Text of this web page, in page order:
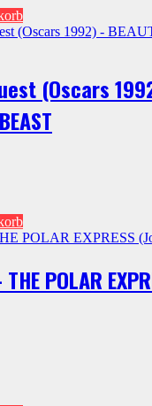
(Oscars
POLAR